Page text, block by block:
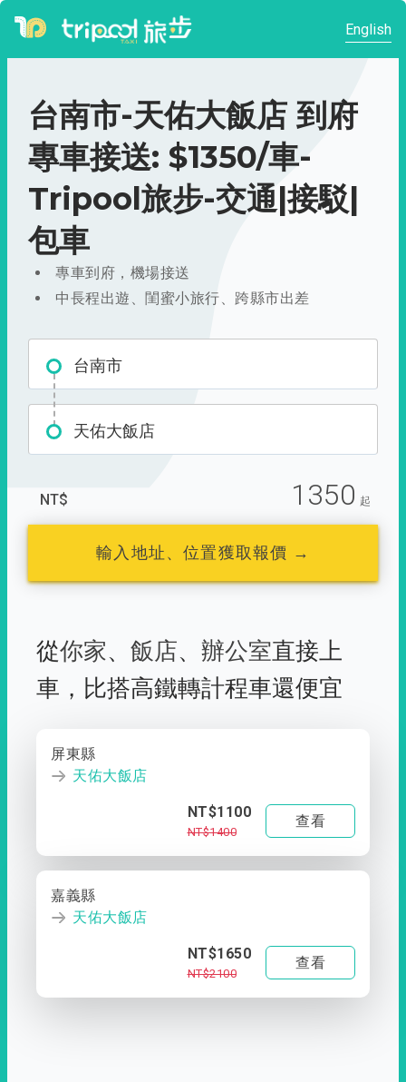
English
台南市-天佑大飯店 到府
專車接送: $1350/車-
Tripool旅步-交通|接駁|
包車
專車到府，機場接送
中長程出遊、閨蜜小旅行、跨縣市出差
台南市
天佑大飯店
NT$ 1350 起
輸入地址、位置獲取報價 →
從你家、 飯店、 辦公室直接上
車， 比搭高鐵轉計程車還便宜
屏東縣
天佑大飯店
NT$1100
NT$1400
查看
嘉義縣
天佑大飯店
NT$1650
NT$2100
查看